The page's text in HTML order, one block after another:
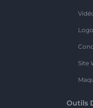
Logo
Site
Outils